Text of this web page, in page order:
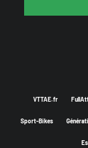
VTTAE.fr
Sport-Bikes